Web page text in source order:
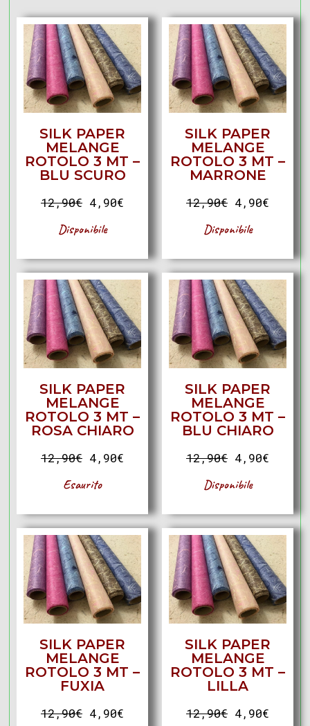
SILK PAPER
MELANGE
ROTOLO 3 MT –
BLU SCURO
12,90€ 4,90€
Disponibile
SILK PAPER
MELANGE
ROTOLO 3 MT –
MARRONE
12,90€ 4,90€
Disponibile
SILK PAPER
MELANGE
ROTOLO 3 MT –
ROSA CHIARO
12,90€ 4,90€
Esaurito
SILK PAPER
MELANGE
ROTOLO 3 MT –
BLU CHIARO
12,90€ 4,90€
Disponibile
SILK PAPER
MELANGE
ROTOLO 3 MT –
FUXIA
12,90€ 4,90€
SILK PAPER
MELANGE
ROTOLO 3 MT –
LILLA
12,90€ 4,90€